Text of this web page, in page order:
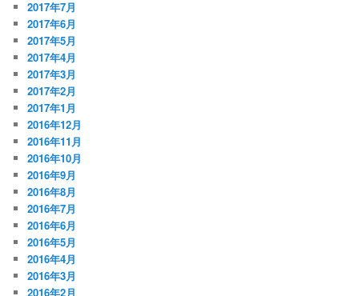
2017年7月
2017年6月
2017年5月
2017年4月
2017年3月
2017年2月
2017年1月
2016年12月
2016年11月
2016年10月
2016年9月
2016年8月
2016年7月
2016年6月
2016年5月
2016年4月
2016年3月
2016年2月